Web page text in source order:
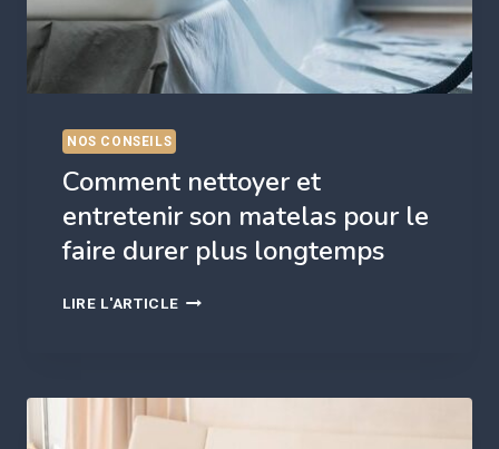
SENSIBLE
?
NOS CONSEILS
Comment nettoyer et
entretenir son matelas pour le
faire durer plus longtemps
LIRE L'ARTICLECOMMENT
MATELAS
POUR